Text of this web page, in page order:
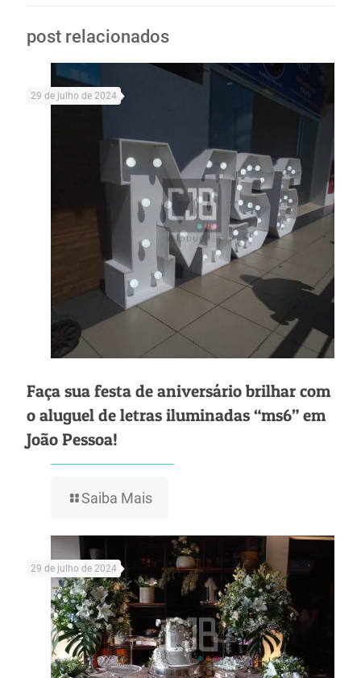
post relacionados
29 de julho de 2024
Faça sua festa de aniversário brilhar com
o aluguel de letras iluminadas “ms6” em
João Pessoa!
Saiba Mais
29 de julho de 2024